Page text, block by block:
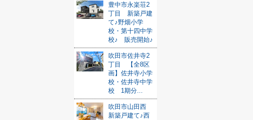
豊中市永楽荘2
丁目 新築戸建
て♪野畑小学
校・第十四中学
校♪ 販売開始♪
吹田市佐井寺2
丁目 【全8区
画】佐井寺小学
校・佐井寺中学
校 1期分...
吹田市山田西
新築戸建て♪西